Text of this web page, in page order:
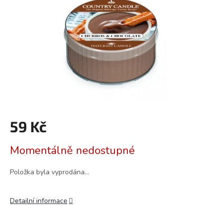
59 Kč
cena:
Momentálně nedostupné
Položka byla vyprodána…
Detailní informace